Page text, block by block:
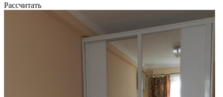
Рассчитать